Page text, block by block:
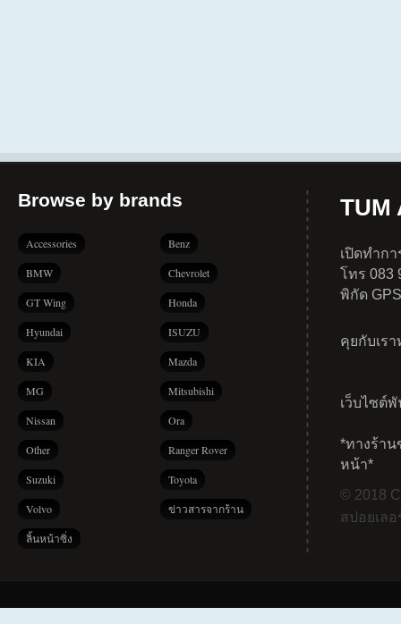
Browse by brands
Accessories Benz
BMW Chevrolet
GT Wing Honda
Hyundai ISUZU
KIA Mazda
MG Mitsubishi
Nissan Ora
Other Ranger Rover
Suzuki Toyota
Volvo ข่าวสารจากร้าน
ลิ้นหน้าซิ่ง
TUM
เปิดทำก
โทร 083
พิกัด
คุยกับเร
เว็บไซต์
*ทางร้าน
หน้า*
© 2018
สปอยเล